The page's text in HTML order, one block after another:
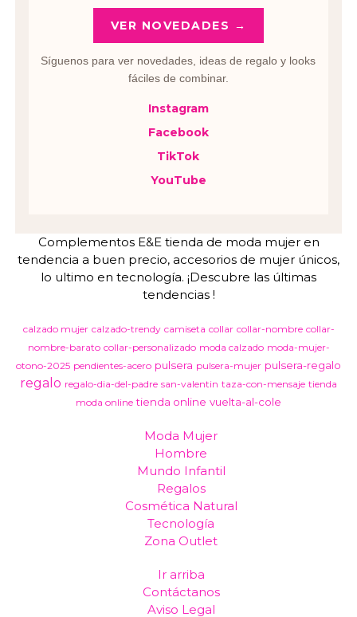
VER NOVEDADES →
Síguenos para ver novedades, ideas de regalo y looks
fáciles de combinar.
Instagram
Facebook
TikTok
YouTube
Complementos E&E tienda de moda mujer en
tendencia a buen precio, accesorios de mujer únicos,
lo ultimo en tecnología. ¡Descubre las últimas
tendencias !
calzado mujer calzado-trendy camiseta collar collar-nombre collar-
nombre-barato collar-personalizado moda calzado moda-mujer-
otono-2025 pendientes-acero pulsera pulsera-mujer pulsera-regalo
regalo regalo-dia-del-padre san-valentin taza-con-mensaje tienda
moda online tienda online vuelta-al-cole
Moda Mujer
Hombre
Mundo Infantil
Regalos
Cosmética Natural
Tecnología
Zona Outlet
Ir arriba
Contáctanos
Aviso Legal